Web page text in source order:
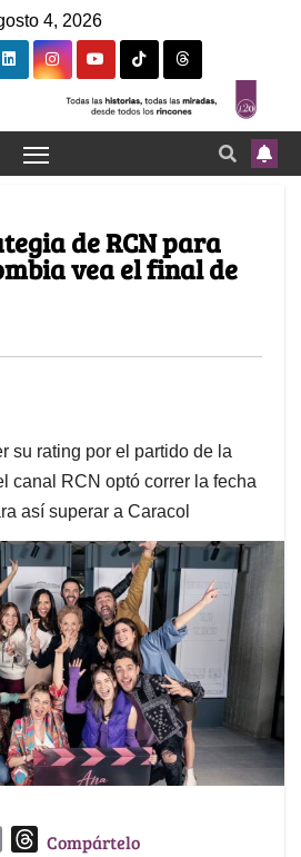
4, 2026
de RCN para
vea el final de
su rating por el partido de la
canal RCN optó correr la fecha
así superar a Caracol
TCompártelo